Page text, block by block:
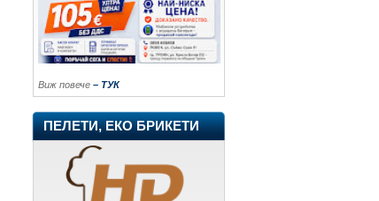
Виж повече – ТУК
ПЕЛЕТИ, ЕКО БРИКЕТИ